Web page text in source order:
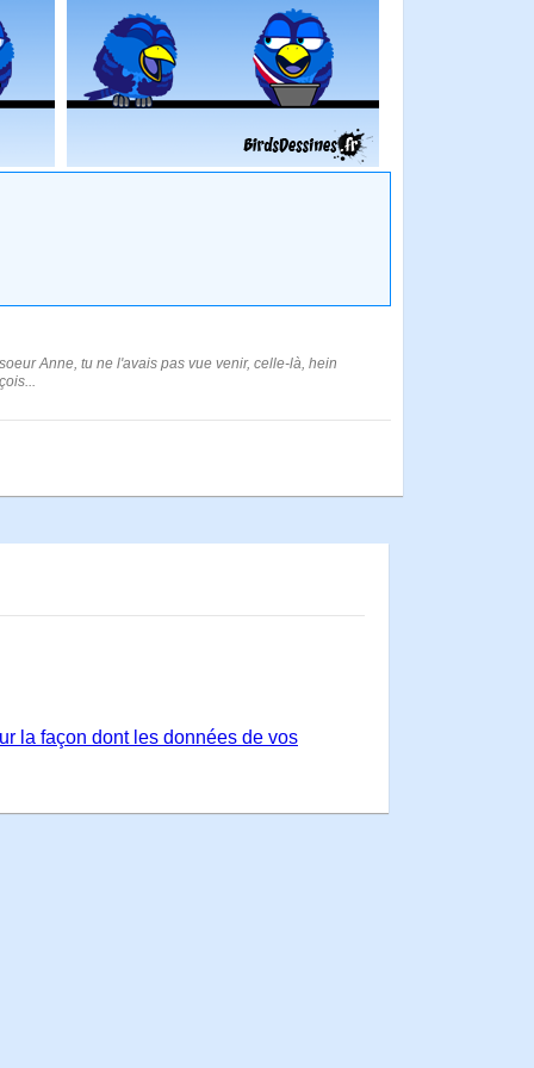
Anne, tu ne l'avais pas vue venir, celle-là, hein
la façon dont les données de vos